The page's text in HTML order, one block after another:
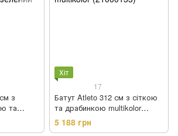
з
та
Хіт
17
Батут Atleto 312 см з сіткою
та драбинкою multikolor
(21000133)
5 188 грн